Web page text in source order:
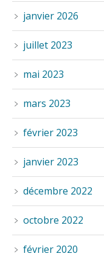
janvier 2026
juillet 2023
mai 2023
mars 2023
février 2023
janvier 2023
décembre 2022
octobre 2022
février 2020